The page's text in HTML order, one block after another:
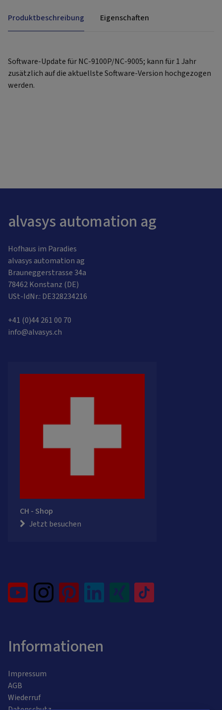
Produktbeschreibung Eigenschaften
Software-Update für NC-9100P/NC-9005; kann für 1 Jahr
zusätzlich auf die aktuellste Software-Version hochgezogen
werden.
alvasys automation ag
Hofhaus im Paradies
alvasys automation ag
Brauneggerstrasse 34a
78462 Konstanz (DE)
USt-IdNr.: DE328234216
+41 (0)44 261 00 70
info@alvasys.ch
CH - Shop
Jetzt besuchen
Informationen
Impressum
AGB
Wiederruf